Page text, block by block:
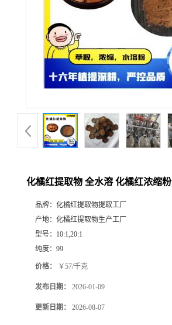
化橘红提取物 全水溶 化橘红浓缩粉
品牌： 化橘红提取物提取工厂
产地： 化橘红提取物生产工厂
型号： 10:1,20:1
纯度： 99
价格： ￥57/千克
发布日期： 2026-01-09
更新日期： 2026-08-07